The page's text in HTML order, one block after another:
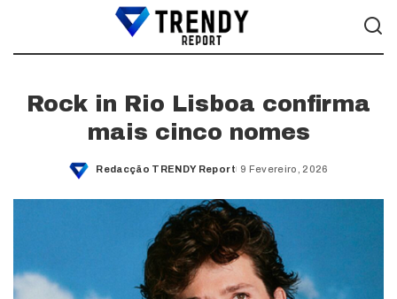
Rock in Rio Lisboa confirma
mais cinco nomes
Posted
Redacção TRENDY Report 9 Fevereiro, 2026